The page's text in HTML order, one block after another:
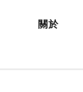
關於